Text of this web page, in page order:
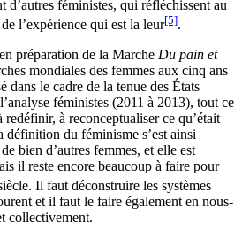
d’autres féministes, qui réfléchissent au
l’expérience qui est la leur[5].
préparation de la Marche Du pain et
mondiales des femmes aux cinq ans
dans le cadre de la tenue des États
féministes (2011 à 2013), tout ce
à reconceptualiser ce qu’était
du féminisme s’est ainsi
bien d’autres femmes, et elle est
il reste encore beaucoup à faire pour
Il faut déconstruire les systèmes
et il faut le faire également en nous-
collectivement.